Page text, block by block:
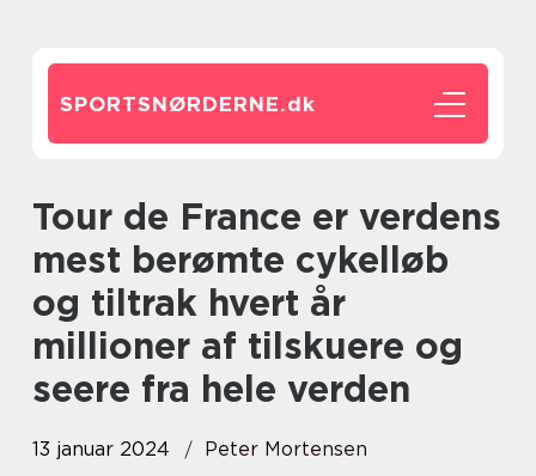
SPORTSNØRDERNE.dk
Tour de France er verdens
mest berømte cykelløb
og tiltrak hvert år
millioner af tilskuere og
seere fra hele verden
13 januar 2024
Peter Mortensen